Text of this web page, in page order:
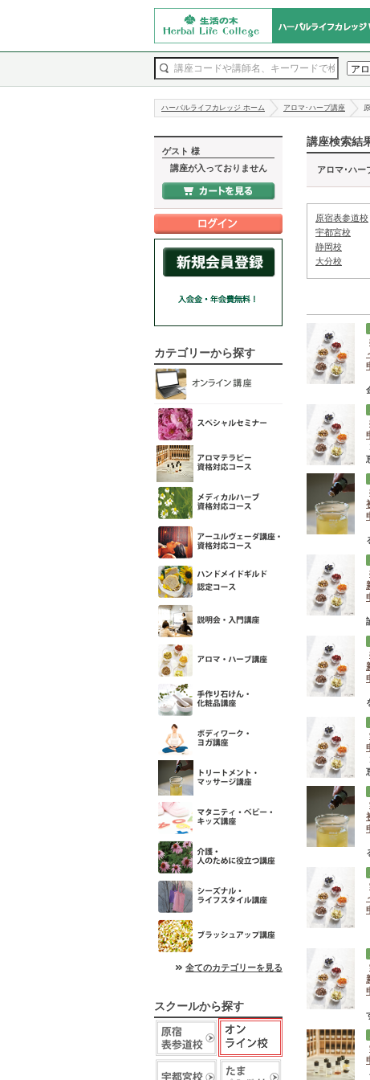
ハーバルライフカレッジ ホーム アロマ･ハーブ講座
ゲスト 様
講座が入っておりません
カテゴリーから探す
全てのカテゴリーを見る
スクールから探す
講座検索結
アロマ･ハー
原宿表参道校
宇都宮校
静岡校
大分校